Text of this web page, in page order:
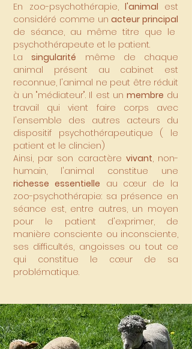
En zoo-psychothérapie,l'animal est
considéré comme unacteur principal
de séance, au même titre que le
psychothérapeute et le patient.
Lasingularité même de chaque
animal présent au cabinet est
reconnue, l'animal ne peut être réduit
à un "médiateur". Il est un membre du
travail qui vient faire corps avec
l'ensemble des autres acteurs du
dispositif psychothérapeutique ( le
patient et le clincien)
Ainsi, par son caractère vivant, non-
humain, l'animal constitue une
richesse essentielle au cœur de la
zoo-psychothérapie: sa présence en
séance est, entre autres, un moyen
pour le patient d'exprimer, de
manière consciente ou inconsciente,
ses difficultés, angoisses ou tout ce
qui constitue le cœur de sa
problématique.